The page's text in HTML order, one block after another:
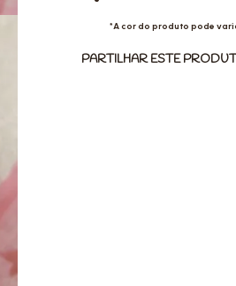
*A cor do produto pode
PARTILHAR ESTE